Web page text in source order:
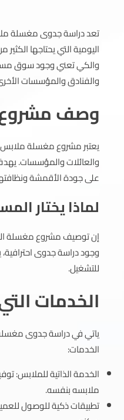
تعد دراسة جدوى مغسلة
اليومية التي يحتاجها
والكي تعني وجود سوق
والفنادق والمؤسسات
وصف
يعتبر مشروع مغسلة ملابس
والعائلات والمؤسسات.
على جودة الأقمشة
لماذا يختار
إن توصيف مشروع مغسلة
وجود دراسة جدوى
للتشغيل.
الخدمات
ياتي في دراسة جدوى
الخدمات:
الخدمة الذاتية للملابس:
ملابسه بنفسه.
تطبيقات ذكية للوصول